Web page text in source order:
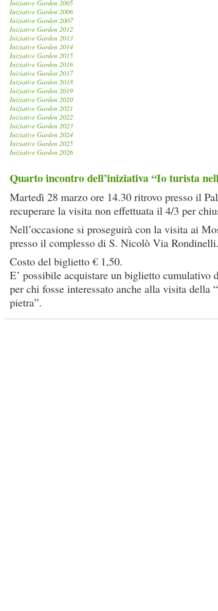
Iniziative Garden 2005
Iniziative Garden 2006
Iniziative Garden 2007
Iniziative Garden 2012
Iniziative Garden 2013
Iniziative Garden 2014
Iniziative Garden 2015
Iniziative Garden 2016
Iniziative Garden 2017
Iniziative Garden 2018
Iniziative Garden 2019
Iniziative Garden 2020
Iniziative Garden 2021
Iniziative Garden 2022
Iniziative Garden 2023
Iniziative Garden 2024
Iniziative Garden 2025
Iniziative Garden 2026
Quarto incontro dell’iniziativa “Io turista
Martedì 28 marzo ore 14.30 ritrovo presso il
recuperare la visita non effettuata il 4/3 per
Nell’occasione si proseguirà con la visita ai
presso il complesso di S. Nicolò Via
Costo del biglietto € 1,50.
E’ possibile acquistare un biglietto cumulativo
per chi fosse interessato anche alla visita della
pietra”.